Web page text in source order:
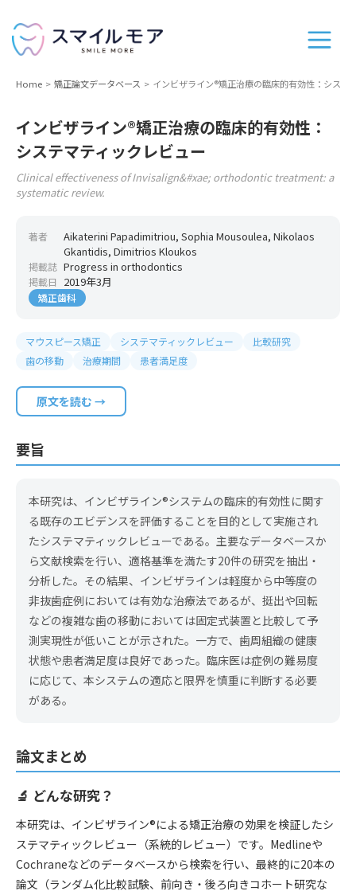
Home 矯正論文データベース インビザライン®矯正治療の臨床的有効性：システ
インビザライン®矯正治療の臨床的有効性：
システマティックレビュー
Clinical effectiveness of Invisalign&#xae; orthodontic treatment: a
systematic review.
著者
Aikaterini Papadimitriou, Sophia Mousoulea, Nikolaos
Gkantidis, Dimitrios Kloukos
掲載誌 Progress in orthodontics
掲載日 2019年3月
矯正歯科
マウスピース矯正 システマティックレビュー
比較研究
歯の移動
治療期間 患者満足度
原文を読む →
要旨
本研究は、インビザライン®システムの臨床的有効性に関す
る既存のエビデンスを評価することを目的として実施され
たシステマティックレビューである。主要なデータベースか
ら文献検索を行い、適格基準を満たす20件の研究を抽出・
分析した。その結果、インビザラインは軽度から中等度の
非抜歯症例においては有効な治療法であるが、挺出や回転
などの複雑な歯の移動においては固定式装置と比較して予
測実現性が低いことが示された。一方で、歯周組織の健康
状態や患者満足度は良好であった。臨床医は症例の難易度
に応じて、本システムの適応と限界を慎重に判断する必要
がある。
論文まとめ
🔬 どんな研究？
本研究は、インビザライン®による矯正治療の効果を検証したシ
ステマティックレビュー（系統的レビュー）です。Medlineや
Cochraneなどのデータベースから検索を行い、最終的に20本の
論文（ランダム化比較試験、前向き・後ろ向きコホート研究な